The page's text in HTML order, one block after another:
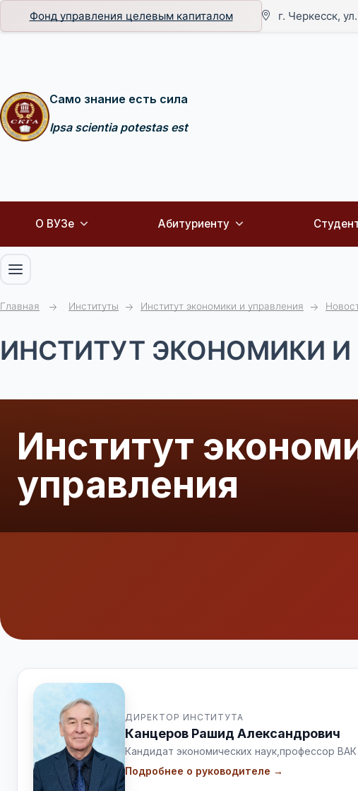
Фонд управления целевым капиталом г. Черкесск,
Само знание есть сила
Ipsa scientia potestas est
О ВУЗе Абитуриенту
Главная Институты Институт экономики и управления
ИНСТИТУТ ЭКОНОМИКИ И
Институт
управления
ДИРЕКТОР ИНСТИТУТА
Канцеров Рашид Александрович
Кандидат экономических наук, профессор ВАК
Подробнее о руководителе →